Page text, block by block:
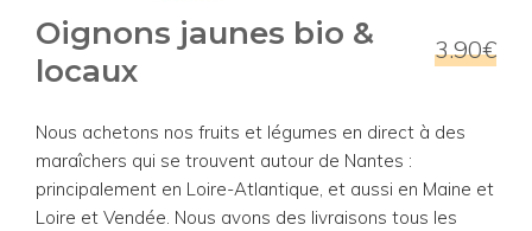
3.90€
Oignons jaunes bio &
locaux
Nous achetons nos fruits et légumes en direct à des
maraîchers qui se trouvent autour de Nantes :
principalement en Loire-Atlantique, et aussi en Maine et
Loire et Vendée. Nous avons des livraisons tous les